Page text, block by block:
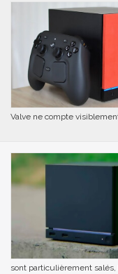
Valve ne compte
sont particulièrement